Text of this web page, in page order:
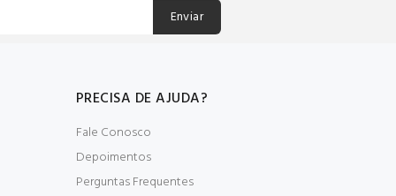
Enviar
PRECISA DE AJUDA?
Fale Conosco
Depoimentos
Perguntas Frequentes